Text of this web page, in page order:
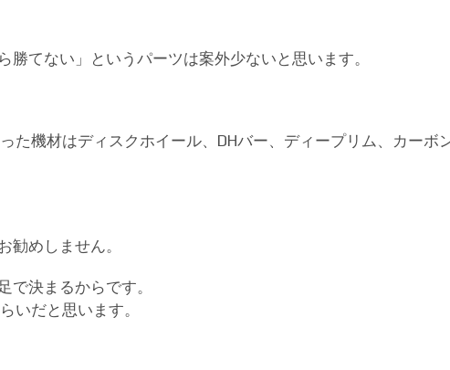
勝てない」というパーツは案外少ないと思います。
た機材はディスクホイール、DHバー、ディープリム、カーボ
勧めしません。
で決まるからです。
いだと思います。